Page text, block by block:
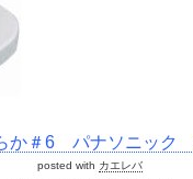
か＃6 パナソニック
posted with カエレバ